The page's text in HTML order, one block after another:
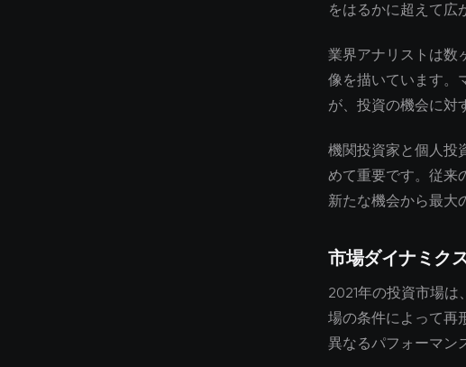
をはるかに超えて広
業界アナリストは数
像を描いています。
が、投資の機会に対
機関投資家と個人投
めて重要です。従来
新たな機会から最大
市場ダイナミク
2021年の投資市場
場の条件によって再
異なるパフォーマン